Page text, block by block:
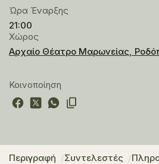
Ώρα Έναρξης
21:00
Χώρος
Αρχαίο Θέατρο Μαρωνείας,
Κοινοποίηση
Περιγραφή Συντελεστές